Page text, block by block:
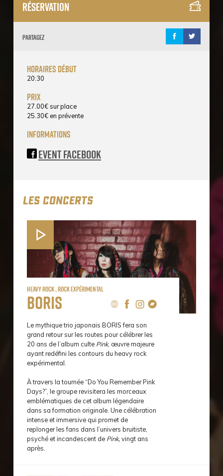
Réservation
Partagez
horaires début
20:30
prix
27.00€ sur place
25.30€ en prévente
informations
Event Facebook
LES CONCERTS
Heavy Rock , Rock expérimental
Boris
Le mythique trio japonais BORIS fera son
grand retour sur les routes pour célébrer les
20 ans de l’album culte Pink, œuvre majeure
ayant redéfini les contours du heavy rock
expérimental.
À travers la tournée “Do You Remember Pink
Days?”, le groupe revisitera les morceaux
emblématiques de cet album légendaire
dans sa formation originale. Une célébration
intense et immersive qui promet de
replonger les fans dans l’univers bruitiste,
psyché et incandescent de Pink,vingt ans
après.